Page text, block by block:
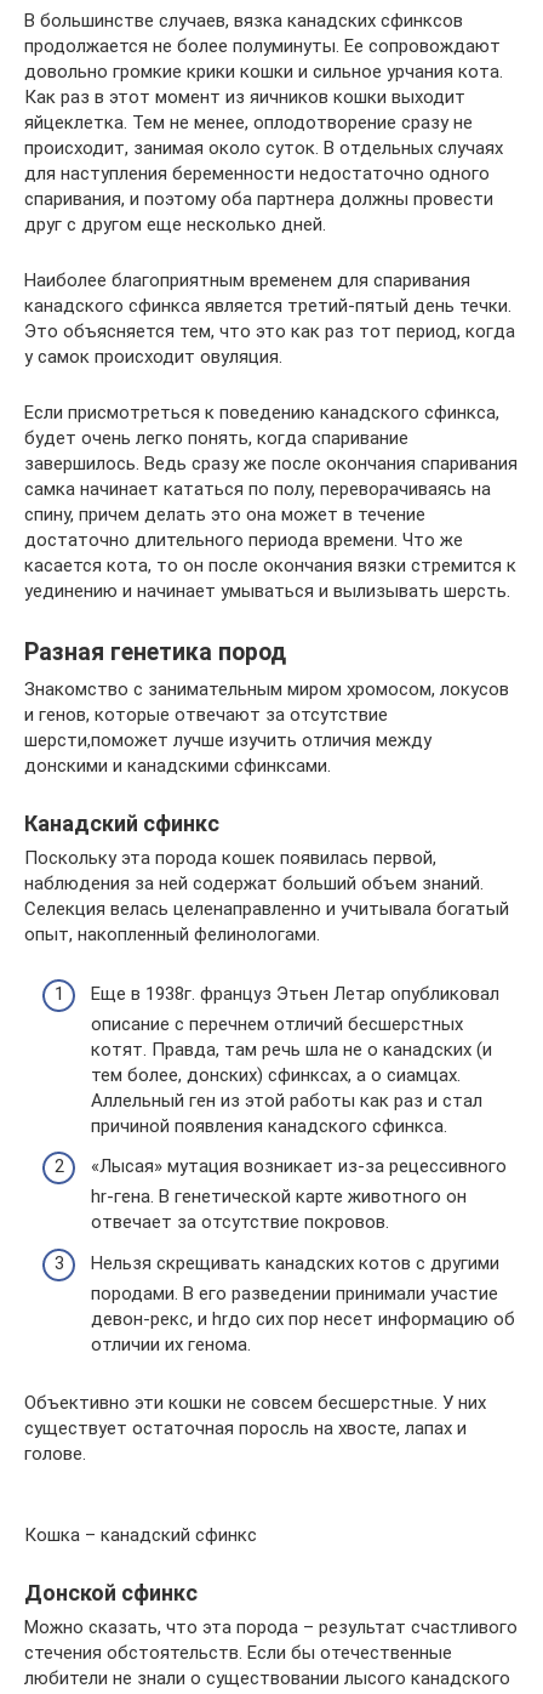
В большинстве случаев, вязка канадских сфинксов
продолжается не более полуминуты. Ее сопровождают
довольно громкие крики кошки и сильное урчания кота.
Как раз в этот момент из яичников кошки выходит
яйцеклетка. Тем не менее, оплодотворение сразу не
происходит, занимая около суток. В отдельных случаях
для наступления беременности недостаточно одного
спаривания, и поэтому оба партнера должны провести
друг с другом еще несколько дней.
Наиболее благоприятным временем для спаривания
канадского сфинкса является третий-пятый день течки.
Это объясняется тем, что это как раз тот период, когда
у самок происходит овуляция.
Если присмотреться к поведению канадского сфинкса,
будет очень легко понять, когда спаривание
завершилось. Ведь сразу же после окончания спаривания
самка начинает кататься по полу, переворачиваясь на
спину, причем делать это она может в течение
достаточно длительного периода времени. Что же
касается кота, то он после окончания вязки стремится к
уединению и начинает умываться и вылизывать шерсть.
Разная генетика пород
Знакомство с занимательным миром хромосом, локусов
и генов, которые отвечают за отсутствие
шерсти,поможет лучше изучить отличия между
донскими и канадскими сфинксами.
Канадский сфинкс
Поскольку эта порода кошек появилась первой,
наблюдения за ней содержат больший объем знаний.
Селекция велась целенаправленно и учитывала богатый
опыт, накопленный фелинологами.
Еще в 1938г. француз Этьен Летар опубликовал
описание с перечнем отличий бесшерстных
котят. Правда, там речь шла не о канадских (и
тем более, донских) сфинксах, а о сиамцах.
Аллельный ген из этой работы как раз и стал
причиной появления канадского сфинкса.
«Лысая» мутация возникает из-за рецессивного
hr-гена. В генетической карте животного он
отвечает за отсутствие покровов.
Нельзя скрещивать канадских котов с другими
породами. В его разведении принимали участие
девон-рекс, и hrдо сих пор несет информацию об
отличии их генома.
Объективно эти кошки не совсем бесшерстные. У них
существует остаточная поросль на хвосте, лапах и
голове.
Кошка – канадский сфинкс
Донской сфинкс
Можно сказать, что эта порода – результат счастливого
стечения обстоятельств. Если бы отечественные
любители не знали о существовании лысого канадского